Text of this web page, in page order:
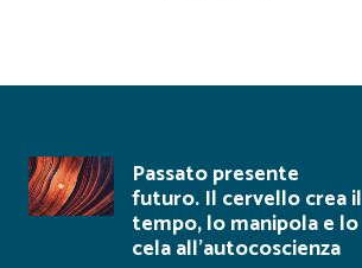
Passato presente
futuro. Il cervello crea il
tempo, lo manipola e lo
cela all’autocoscienza